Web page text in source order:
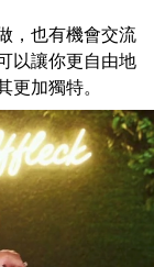
，也有機會交流
以讓你更自由地
更加獨特。